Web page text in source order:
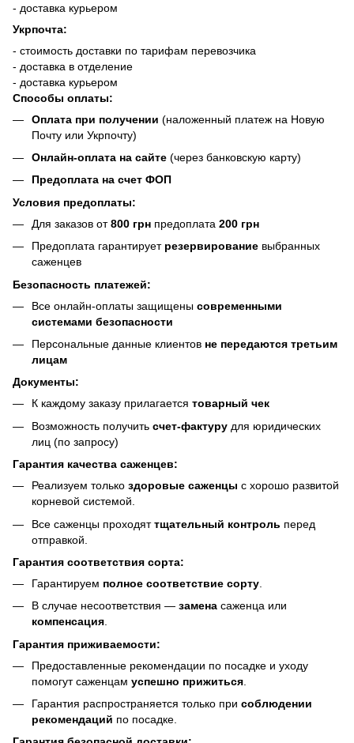
- доставка курьером
Укрпочта:
- стоимость доставки по тарифам перевозчика
- доставка в отделение
- доставка курьером
Способы оплаты:
Оплата при получении (наложенный платеж на Новую
Почту или Укрпочту)
Онлайн-оплата на сайте (через банковскую карту)
Предоплата на счет ФОП
Условия предоплаты:
Для заказов от800 грн предоплата 200 грн
Предоплата гарантирует резервирование выбранных
саженцев
Безопасность платежей:
Все онлайн-оплаты защищены современными
системами безопасности
Персональные данные клиентов не передаются третьим
лицам
Документы:
К каждому заказу прилагается товарный чек
Возможность получить счет-фактуру для юридических
лиц (по запросу)
Гарантия качества саженцев:
Реализуем только здоровые саженцы с хорошо развитой
корневой системой.
Все саженцы проходяттщательный контроль перед
отправкой.
Гарантия соответствия сорта:
Гарантируем полное соответствие сорту
В случае несоответствия — замена саженца или
компенсация.
Гарантия приживаемости:
Предоставленные рекомендации по посадке и уходу
помогут саженцам успешно прижиться
Гарантия распространяется только при соблюдении
рекомендаций по посадке.